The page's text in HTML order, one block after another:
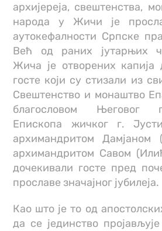
архијереја, свештенства,
народа у Жичи је
аутокефалности Српске
Већ од раних јутарњих
Жича је отворених капија
госте који су стизали из
Свештенство и монаштво
благословом Његовог
Епископа жичког г.
архимандритом Дамјаном
архимандритом Савом
дочекивали госте пред
прославе значајног јубилеја.
Као што је то од
да се јединство